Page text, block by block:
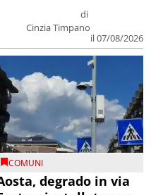
di
Cinzia Timpano
il 07/08/2026
COMUNI
degrado in via